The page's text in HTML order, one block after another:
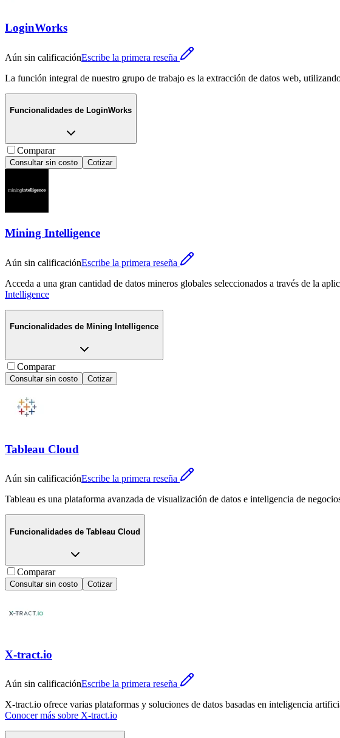
LoginWorks
Aún sin calificaciónEscribe la primera reseña
La función integral de nuestro grupo de trabajo es la extracción de datos web,
Funcionalidades de LoginWorks
Comparar
Consultar sin costo Cotizar
Mining Intelligence
Aún sin calificaciónEscribe la primera reseña
Acceda a una gran cantidad de datos mineros globales seleccionados a través de la
Intelligence
Funcionalidades de Mining Intelligence
Comparar
Consultar sin costo Cotizar
Tableau Cloud
Aún sin calificaciónEscribe la primera reseña
Tableau es una plataforma avanzada de visualización de datos e inteligencia de
Funcionalidades de Tableau Cloud
Comparar
Consultar sin costo Cotizar
X-tract.io
Aún sin calificaciónEscribe la primera reseña
X-tract.io ofrece varias plataformas y soluciones de datos basadas en inteligencia
Conocer más sobre X-tract.io